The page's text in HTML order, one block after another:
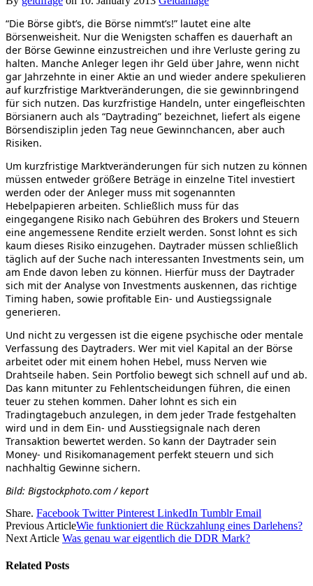
“Die Börse gibt’s, die Börse nimmt’s!” lautet eine alte
Börsenweisheit. Nur die Wenigsten schaffen es dauerhaft an
der Börse Gewinne einzustreichen und ihre Verluste gering zu
halten. Manche Anleger legen ihr Geld über Jahre, wenn nicht
gar Jahrzehnte in einer Aktie an und wieder andere spekulieren
auf kurzfristige Marktveränderungen, die sie gewinnbringend
für sich nutzen. Das kurzfristige Handeln, unter eingefleischten
Börsianern auch als “Daytrading” bezeichnet, liefert als eigene
Börsendisziplin jeden Tag neue Gewinnchancen, aber auch
Risiken.
Um kurzfristige Marktveränderungen für sich nutzen zu können
müssen entweder größere Beträge in einzelne Titel investiert
werden oder der Anleger muss mit sogenannten
Hebelpapieren arbeiten. Schließlich muss für das
eingegangene Risiko nach Gebühren des Brokers und Steuern
eine angemessene Rendite erzielt werden. Sonst lohnt es sich
kaum dieses Risiko einzugehen. Daytrader müssen schließlich
täglich auf der Suche nach interessanten Investments sein, um
am Ende davon leben zu können. Hierfür muss der Daytrader
sich mit der Analyse von Investments auskennen, das richtige
Timing haben, sowie profitable Ein- und Austiegssignale
generieren.
Und nicht zu vergessen ist die eigene psychische oder mentale
Verfassung des Daytraders. Wer mit viel Kapital an der Börse
arbeitet oder mit einem hohen Hebel, muss Nerven wie
Drahtseile haben. Sein Portfolio bewegt sich schnell auf und ab.
Das kann mitunter zu Fehlentscheidungen führen, die einen
teuer zu stehen kommen. Daher lohnt es sich ein
Tradingtagebuch anzulegen, in dem jeder Trade festgehalten
wird und in dem Ein- und Ausstiegsignale nach deren
Transaktion bewertet werden. So kann der Daytrader sein
Money- und Risikomanagement perfekt steuern und sich
nachhaltig Gewinne sichern.
Bild: Bigstockphoto.com / keport
Share. Facebook Twitter Pinterest LinkedIn Tumblr Email
Previous ArticleWie funktioniert die Rückzahlung eines Darlehens?
Next Article Was genau war eigentlich die DDR Mark?
Related Posts